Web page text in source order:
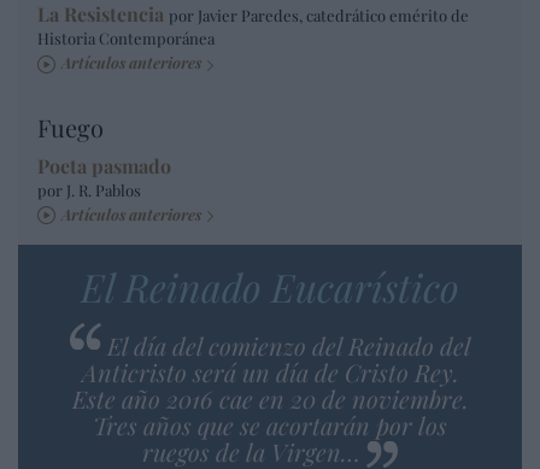
La Resistencia por Javier Paredes, catedrático emérito de
Historia Contemporánea
Artículos anteriores
Fuego
Poeta pasmado
por J. R. Pablos
Artículos anteriores
El Reinado Eucarístico
El día del comienzo del Reinado del
Anticristo será un día de Cristo Rey.
Este año 2016 cae en 20 de noviembre.
Tres años que se acortarán por los
ruegos de la Virgen…